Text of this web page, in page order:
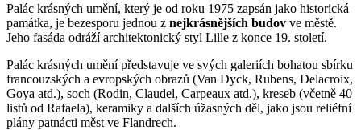
Palác krásných umění, který je od roku 1975 zapsán jako historická
památka, je bezesporu jednou z nejkrásnějších budov ve městě.
Jeho fasáda odráží architektonický styl Lille z konce 19. století.
Palác krásných umění představuje ve svých galeriích bohatou sbírku
francouzských a evropských obrazů (Van Dyck, Rubens, Delacroix,
Goya atd.), soch (Rodin, Claudel, Carpeaux atd.), kreseb (včetně 40
listů od Rafaela), keramiky a dalších úžasných děl, jako jsou reliéfní
plány patnácti měst ve Flandrech.